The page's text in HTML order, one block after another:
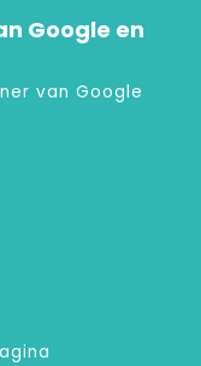
Google en
van Google